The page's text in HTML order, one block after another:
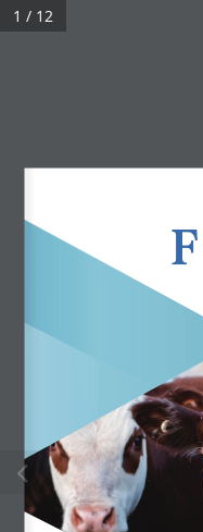
1 / 12